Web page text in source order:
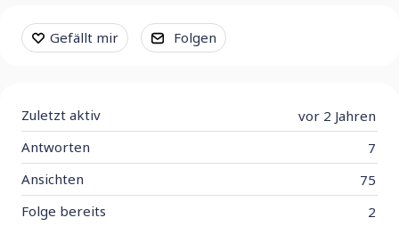
Content aside
Gefällt mir Folgen
vor 2 Jahren
Zuletzt aktiv
7
Antworten
75
Ansichten
2
Folge bereits